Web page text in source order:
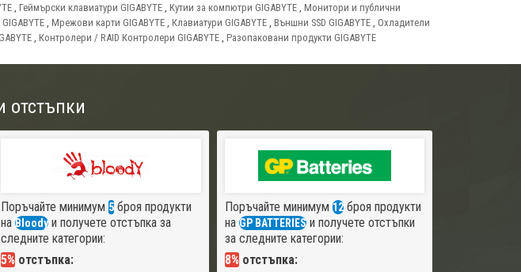
Геймърски клавиатури GIGABYTE Кутии за компютри GIGABYTE
Монитори и публични
Мрежови карти GIGABYTE Клавиатури GIGABYTE Външни SSD GIGABYTE
Охладители
Контролери / RAID Контролери GIGABYTE Разопаковани продукти GIGABYTE
отстъпки
Поръчайте минимум 5 броя продукти
на Bloody и получете отстъпка за
следните категории:
5% отстъпка:
Поръчайте минимум 12броя продукти
на GP BATTERIESи получете отстъпки
за следните категории:
8% отстъпка: